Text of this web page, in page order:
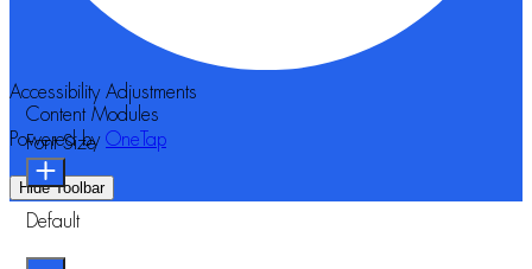
Accessibility Adjustments
Powered by OneTap
Hide Toolbar
Content Modules
Font Size
Default